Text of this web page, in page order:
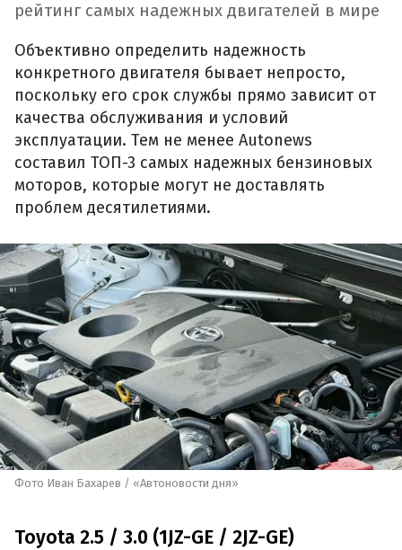
рейтинг самых надежных двигателей в мире
Объективно определить надежность
конкретного двигателя бывает непросто,
поскольку его срок службы прямо зависит от
качества обслуживания и условий
эксплуатации. Тем не менее Autonews
составил ТОП-3 самых надежных бензиновых
моторов, которые могут не доставлять
проблем десятилетиями.
Фото Иван Бахарев / «Автоновости дня»
Toyota 2.5 / 3.0 (1JZ-GE / 2JZ-GE)